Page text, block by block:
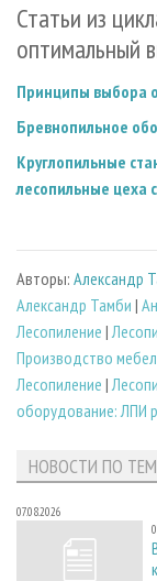
Статьи из
оптимальный
Принципы выбора
Бревнопильное
Круглопильные
лесопильные цеха
Авторы: Александр
Александр Тамби |
Лесопиление |
Производство
Лесопиление |
оборудование: ЛПИ
НОВОСТИ ПО
07.08.2026